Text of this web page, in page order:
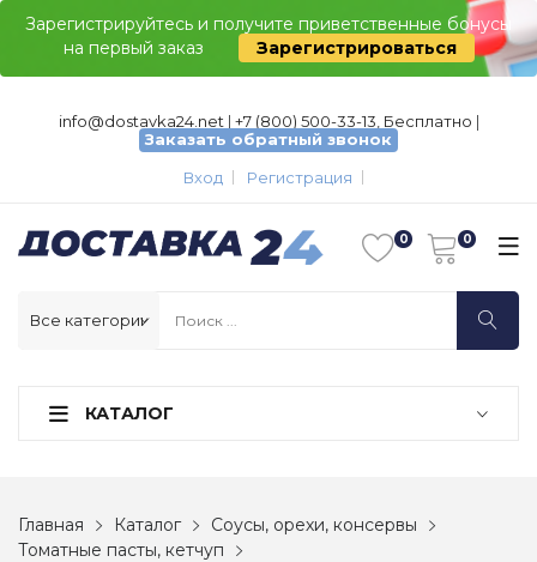
Зарегистрируйтесь и получите приветственные бонусы
на первый заказ
Зарегистрироваться
info@dostavka24.net | +7 (800) 500-33-13, Бесплатно |
Заказать обратный звонок
Вход
Регистрация
КАТАЛОГ
Главная Каталог
Соусы, орехи, консервы
Томатные пасты, кетчуп